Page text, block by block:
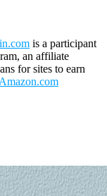
is a participant
an affiliate
for sites to earn
Amazon.com